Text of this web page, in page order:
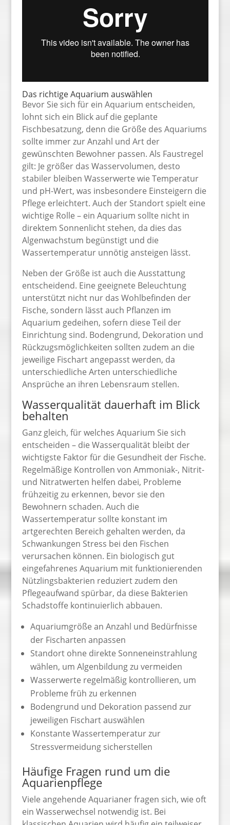
Das richtige Aquarium auswählen
Bevor Sie sich für ein Aquarium entscheiden,
lohnt sich ein Blick auf die geplante
Fischbesatzung, denn die Größe des Aquariums
sollte immer zur Anzahl und Art der
gewünschten Bewohner passen. Als Faustregel
gilt: Je größer das Wasservolumen, desto
stabiler bleiben Wasserwerte wie Temperatur
und pH-Wert, was insbesondere Einsteigern die
Pflege erleichtert. Auch der Standort spielt eine
wichtige Rolle – ein Aquarium sollte nicht in
direktem Sonnenlicht stehen, da dies das
Algenwachstum begünstigt und die
Wassertemperatur unnötig ansteigen lässt.
Neben der Größe ist auch die Ausstattung
entscheidend. Eine geeignete Beleuchtung
unterstützt nicht nur das Wohlbefinden der
Fische, sondern lässt auch Pflanzen im
Aquarium gedeihen, sofern diese Teil der
Einrichtung sind. Bodengrund, Dekoration und
Rückzugsmöglichkeiten sollten zudem an die
jeweilige Fischart angepasst werden, da
unterschiedliche Arten unterschiedliche
Ansprüche an ihren Lebensraum stellen.
Wasserqualität dauerhaft im Blick
behalten
Ganz gleich, für welches Aquarium Sie sich
entscheiden – die Wasserqualität bleibt der
wichtigste Faktor für die Gesundheit der Fische.
Regelmäßige Kontrollen von Ammoniak-, Nitrit-
und Nitratwerten helfen dabei, Probleme
frühzeitig zu erkennen, bevor sie den
Bewohnern schaden. Auch die
Wassertemperatur sollte konstant im
artgerechten Bereich gehalten werden, da
Schwankungen Stress bei den Fischen
verursachen können. Ein biologisch gut
eingefahrenes Aquarium mit funktionierenden
Nützlingsbakterien reduziert zudem den
Pflegeaufwand spürbar, da diese Bakterien
Schadstoffe kontinuierlich abbauen.
Aquariumgröße an Anzahl und Bedürfnisse
der Fischarten anpassen
Standort ohne direkte Sonneneinstrahlung
wählen, um Algenbildung zu vermeiden
Wasserwerte regelmäßig kontrollieren, um
Probleme früh zu erkennen
Bodengrund und Dekoration passend zur
jeweiligen Fischart auswählen
Konstante Wassertemperatur zur
Stressvermeidung sicherstellen
Häufige Fragen rund um die
Aquarienpflege
Viele angehende Aquarianer fragen sich, wie oft
ein Wasserwechsel notwendig ist. Bei